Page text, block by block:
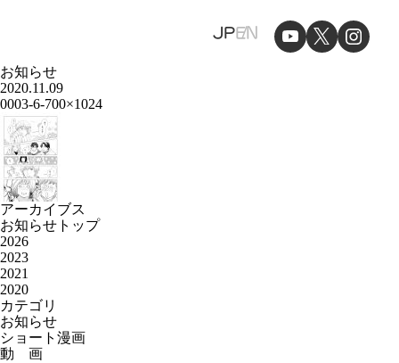
JPEN
お知らせ
2020.11.09
0003-6-700×1024
アーカイブス
お知らせトップ
2026
2023
2021
2020
カテゴリ
お知らせ
ショート漫画
動 画